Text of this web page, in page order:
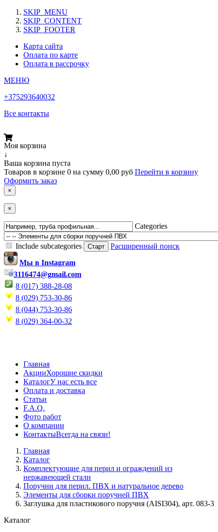
SKIP_MENU
SKIP_CONTENT
SKIP_FOOTER
Карта сайта
Оплата по карте
Оплата в рассрочку
МЕНЮ
+375293640032
Все контакты
Моя корзина
↓
Ваша корзина пуста
Товаров в корзине 0 на сумму 0,00 руб Перейти в корзину
Оформить заказ
×
×
Categories
Include subcategories
Расширенный поиск
Мы в Instagram
3116474@gmail.com
8 (017) 388-28-08
8 (029) 753-30-86
8 (044) 753-30-86
8 (029) 364-00-32
Главная
АкцииХорошие скидки
КаталогУ нас есть все
Оплата и доставка
Статьи
F.A.Q.
Фото работ
О компании
КонтактыВсегда на связи!
Главная
Каталог
Комплектующие для перил и ограждений из
нержавеющей стали
Поручни для перил. ПВХ и натуральное дерево
Элементы для сборки поручней ПВХ
Заглушка для пластикового поручня (AISI304), арт. 083-3
Каталог